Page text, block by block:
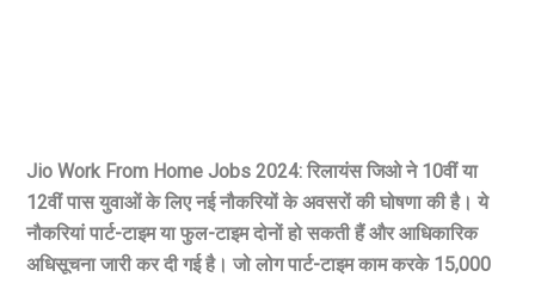
Jio Work From Home Jobs 2024: रिलायंस जिओ ने 10वीं या
12वीं पास युवाओं के लिए नई नौकरियों के अवसरों की घोषणा की है। ये
नौकरियां पार्ट-टाइम या फुल-टाइम दोनों हो सकती हैं और आधिकारिक
अधिसूचना जारी कर दी गई है। जो लोग पार्ट-टाइम काम करके 15,000